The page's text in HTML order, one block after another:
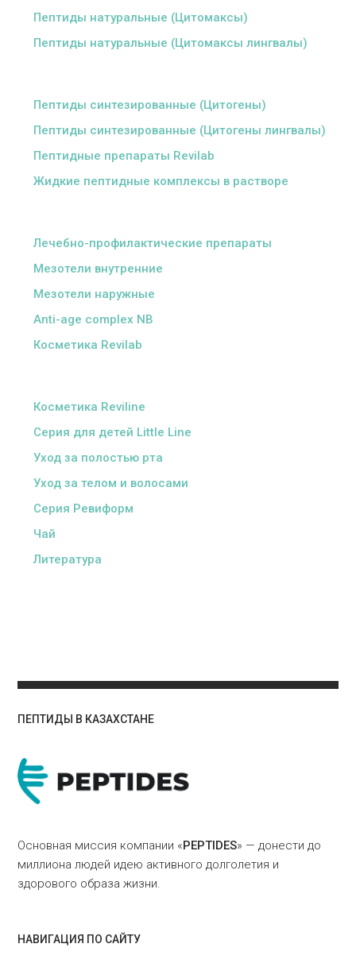
Пептиды натуральные (Цитомаксы)
Пептиды натуральные (Цитомаксы лингвалы)
Пептиды синтезированные (Цитогены)
Пептиды синтезированные (Цитогены лингвалы)
Пептидные препараты Revilab
Жидкие пептидные комплексы в растворе
Лечебно-профилактические препараты
Мезотели внутренние
Мезотели наружные
Anti-age complex NB
Косметика Revilab
Косметика Reviline
Серия для детей Little Line
Уход за полостью рта
Уход за телом и волосами
Серия Ревиформ
Чай
Литература
ПЕПТИДЫ В КАЗАХСТАНЕ
Основная миссия компании «PEPTIDES» — донести до
миллиона людей идею активного долголетия и
здорового образа жизни.
НАВИГАЦИЯ ПО САЙТУ